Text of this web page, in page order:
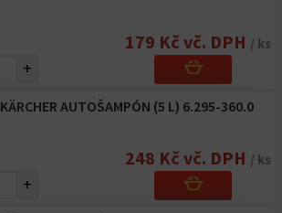
179 Kč vč. DPH / ks
+
KÄRCHER AUTOŠAMPÓN (5 L) 6.295-360.0
248 Kč vč. DPH / ks
+